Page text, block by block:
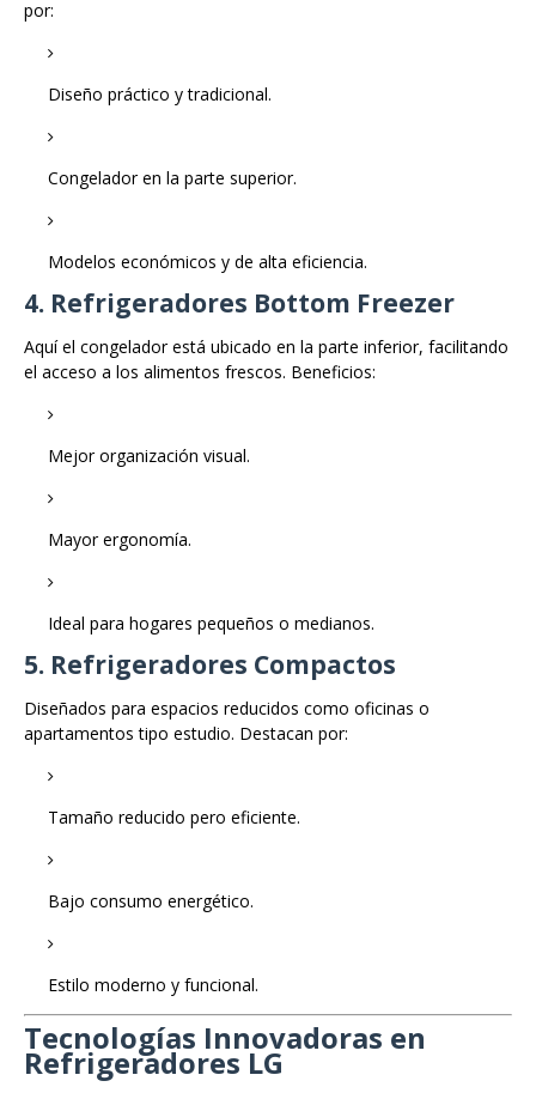
por:
Diseño práctico y tradicional.
Congelador en la parte superior.
Modelos económicos y de alta eficiencia.
4. Refrigeradores Bottom Freezer
Aquí el congelador está ubicado en la parte inferior, facilitando
el acceso a los alimentos frescos. Beneficios:
Mejor organización visual.
Mayor ergonomía.
Ideal para hogares pequeños o medianos.
5. Refrigeradores Compactos
Diseñados para espacios reducidos como oficinas o
apartamentos tipo estudio. Destacan por:
Tamaño reducido pero eficiente.
Bajo consumo energético.
Estilo moderno y funcional.
Tecnologías Innovadoras en
Refrigeradores LG